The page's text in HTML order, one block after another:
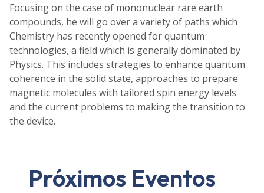
Focusing on the case of mononuclear rare earth
compounds, he will go over a variety of paths which
Chemistry has recently opened for quantum
technologies, a field which is generally dominated by
Physics. This includes strategies to enhance quantum
coherence in the solid state, approaches to prepare
magnetic molecules with tailored spin energy levels
and the current problems to making the transition to
the device.
Próximos Eventos